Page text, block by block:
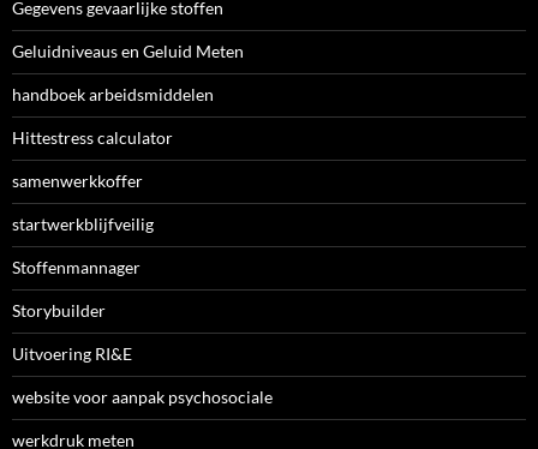
Gegevens gevaarlijke stoffen
Geluidniveaus en Geluid Meten
handboek arbeidsmiddelen
Hittestress calculator
samenwerkkoffer
startwerkblijfveilig
Stoffenmannager
Storybuilder
Uitvoering RI&E
website voor aanpak psychosociale
werkdruk meten